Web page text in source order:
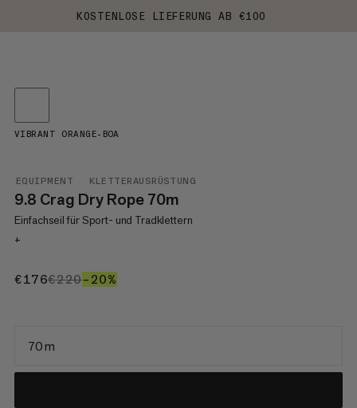
KOSTENLOSE LIEFERUNG AB €100
EQUIPMENT KLETTERAUSRÜSTUNG
9.8 Crag Dry Rope 70m
Einfachseil für Sport- und Tradklettern
+
€176€176
€220€220
–20%
VIBRANT ORANGE-BOA
70 m